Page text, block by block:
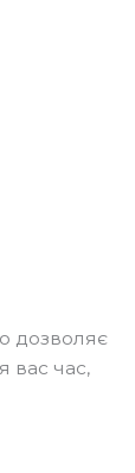
дозволяє
вас час,